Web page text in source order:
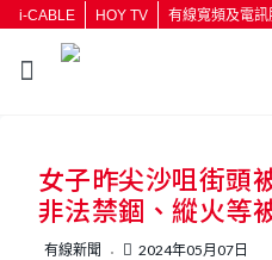
i-CABLE HOY TV 有線寬頻及電訊
按輸入鍵
女子昨尖沙咀街
非法禁錮、縱火等
有線新聞 2024年05月07日